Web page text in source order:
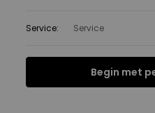
Service: Service
Begin met
Specificatie